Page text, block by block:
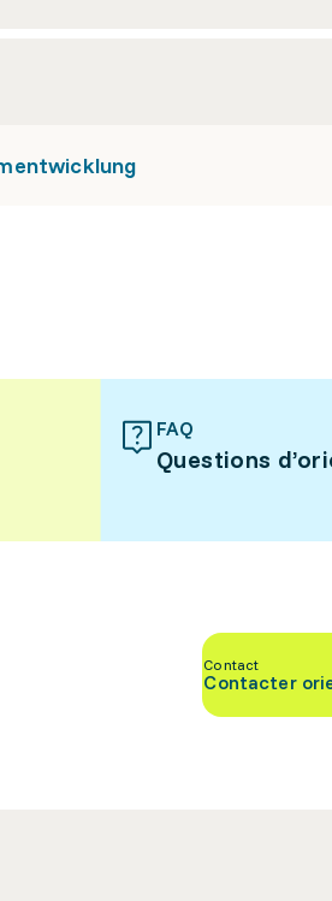
FAQ
Questions
Contact
Contacter